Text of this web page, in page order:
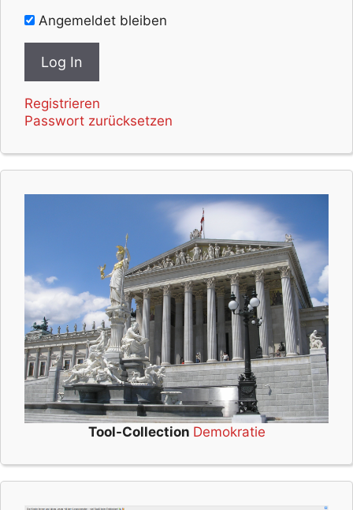
Angemeldet bleiben
Registrieren
Passwort zurücksetzen
Tool-Collection Demokratie